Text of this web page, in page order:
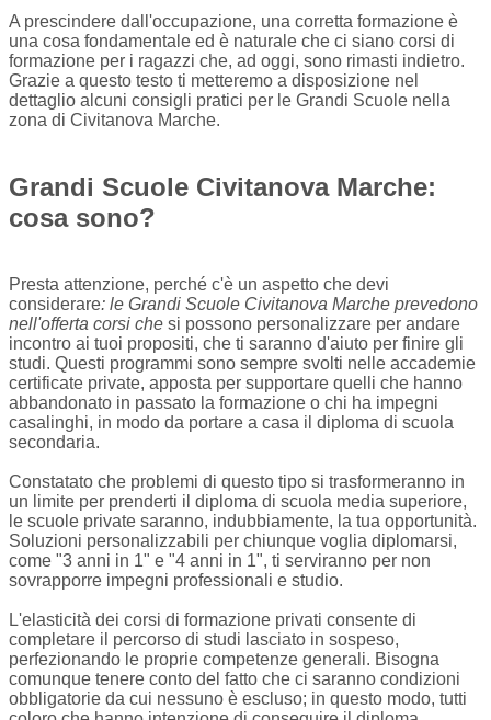
A prescindere dall'occupazione, una corretta formazione è
una cosa fondamentale ed è naturale che ci siano corsi di
formazione per i ragazzi che, ad oggi, sono rimasti indietro.
Grazie a questo testo ti metteremo a disposizione nel
dettaglio alcuni consigli pratici per le Grandi Scuole nella
zona di Civitanova Marche.
Grandi Scuole Civitanova Marche:
cosa sono?
Presta attenzione, perché c'è un aspetto che devi
considerare: le Grandi Scuole Civitanova Marche prevedono
nell'offerta corsi che si possono personalizzare per andare
incontro ai tuoi propositi, che ti saranno d'aiuto per finire gli
studi. Questi programmi sono sempre svolti nelle accademie
certificate private, apposta per supportare quelli che hanno
abbandonato in passato la formazione o chi ha impegni
casalinghi, in modo da portare a casa il diploma di scuola
secondaria.
Constatato che problemi di questo tipo si trasformeranno in
un limite per prenderti il diploma di scuola media superiore,
le scuole private saranno, indubbiamente, la tua opportunità.
Soluzioni personalizzabili per chiunque voglia diplomarsi,
come "3 anni in 1" e "4 anni in 1", ti serviranno per non
sovrapporre impegni professionali e studio.
L'elasticità dei corsi di formazione privati consente di
completare il percorso di studi lasciato in sospeso,
perfezionando le proprie competenze generali. Bisogna
comunque tenere conto del fatto che ci saranno condizioni
obbligatorie da cui nessuno è escluso; in questo modo, tutti